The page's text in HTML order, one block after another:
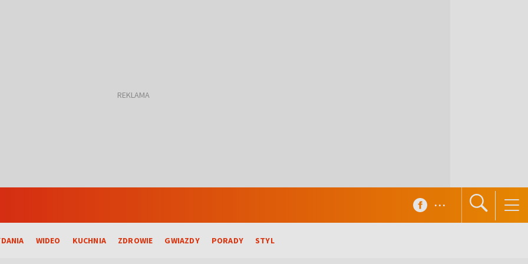
WIDEO KUCHNIA ZDROWIE GWIAZDY PORADY STYL
...